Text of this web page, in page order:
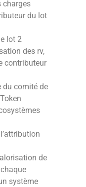
charges
du lot
lot 2
des rv,
contributeur
du comité de
de
système